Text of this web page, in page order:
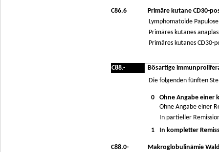
C86.6
Primäre kutane CD30-
Lymphomatoide Papulose
Primäres kutanes
Primäres kutanes CD30-
C88.-
Bösartige
Die folgenden fünften
0
Ohne Angabe einer
Ohne Angabe einer
In partieller
1
In kompletter
C88.0-
Makroglobulinämie